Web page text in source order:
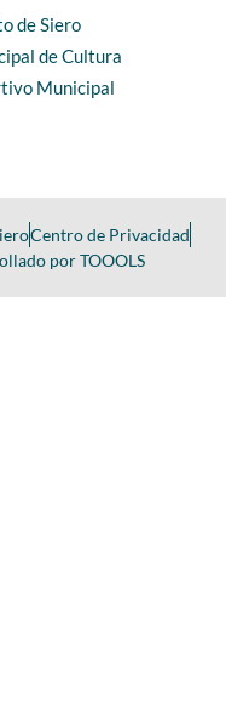
de Siero
de Cultura
Municipal
Centro de Privacidad
por TOOOLS